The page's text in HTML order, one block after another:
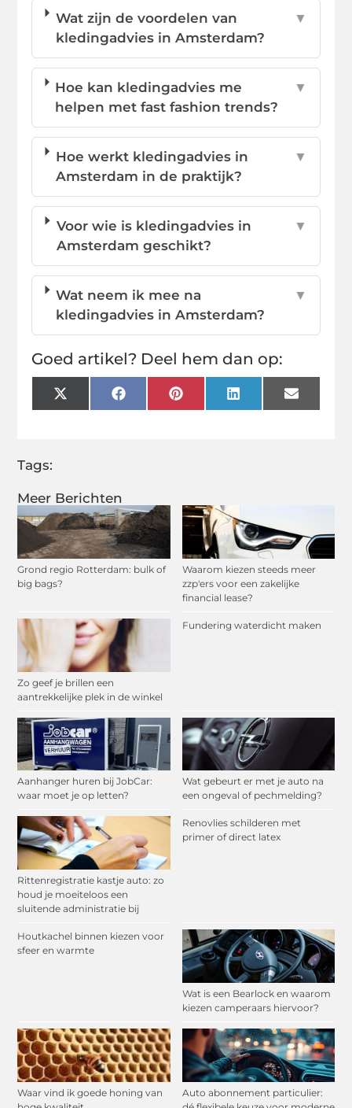
Meer Berichten
Grond regio Rotterdam: bulk of
big bags?
Waarom kiezen steeds meer
zzp'ers voor een zakelijke
financial lease?
Zo geef je brillen een
aantrekkelijke plek in de winkel
Fundering waterdicht maken
Aanhanger huren bij JobCar:
waar moet je op letten?
Wat gebeurt er met je auto na
een ongeval of pechmelding?
Rittenregistratie kastje auto: zo
houd je moeiteloos een
sluitende administratie bij
Renovlies schilderen met
primer of direct latex
Houtkachel binnen kiezen voor
sfeer en warmte
Wat is een Bearlock en waarom
kiezen camperaars hiervoor?
Waar vind ik goede honing van
Auto abonnement particulier:
Wat zijn de voordelen van
kledingadvies in Amsterdam?
▼
Hoe kan kledingadvies me
helpen met fast fashion trends?
▼
Hoe werkt kledingadvies in
Amsterdam in de praktijk?
▼
Voor wie is kledingadvies in
Amsterdam geschikt?
▼
Wat neem ik mee na
kledingadvies in Amsterdam?
▼
Goed artikel? Deel hem dan op:
X
(Twitter)
FacebookPinterestLinkedInEmail
Tags: